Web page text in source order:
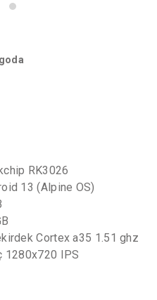
RK3026
13 (Alpine OS)
Cortex a35 1.51 ghz
1280x720 IPS